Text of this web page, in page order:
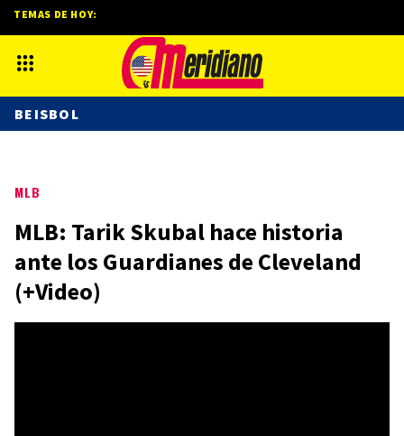
MLB
MLB: Tarik Skubal hace historia
ante los Guardianes de Cleveland
(+Video)
TEMAS DE HOY:
BEISBOL